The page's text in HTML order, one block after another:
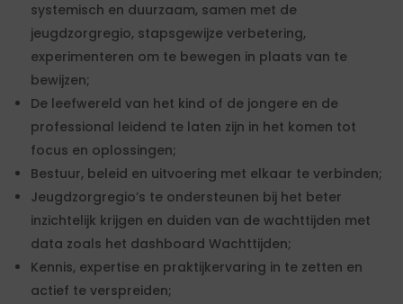
systemisch en duurzaam, samen met de
jeugdzorgregio, stapsgewijze verbetering,
experimenteren om te bewegen in plaats van te
bewijzen;
De leefwereld van het kind of de jongere en de
professional leidend te laten zijn in het komen tot
focus en oplossingen;
Bestuur, beleid en uitvoering met elkaar te verbinden;
Jeugdzorgregio’s te ondersteunen bij het beter
inzichtelijk krijgen en duiden van de wachttijden met
data zoals het dashboard Wachttijden;
Kennis, expertise en praktijkervaring in te zetten en
actief te verspreiden;